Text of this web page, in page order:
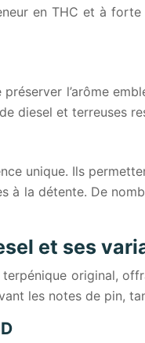
en THC et à
l’arôme
diesel et terreuses
unique. Ils
à la détente. De
et ses
terpénique original,
les notes de pin,